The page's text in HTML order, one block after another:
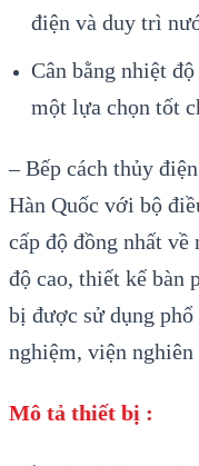
điện và duy trì
Cân bằng nhiệt
một lựa chọn tốt
–Bếp cách thủy
Hàn Quốc với bộ
cấp độ đồng nhất về
độ cao, thiết kế bàn
bị được sử dụng
nghiệm, viện nghiên
Mô tả thiết bị :